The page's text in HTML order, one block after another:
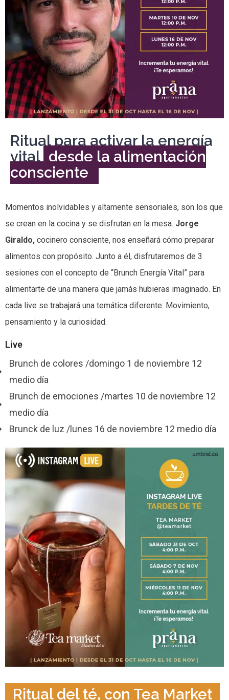
Ritual para activar la energía
vital desde la alimentación
consciente
Momentos inolvidables y altamente sensoriales, son los que
se crean en la cocina y se disfrutan en la mesa. Jorge
Giraldo, cocinero consciente, nos enseñará cómo preparar
alimentos con propósito. Junto a él, disfrutaremos de 3
sesiones con el concepto de “Brunch Energía Vital” para
alimentarte de una manera que jamás hubieras imaginado. En
cada live se trabajará una temática diferente: Movimiento,
pensamiento y la curiosidad.
Live
Brunch de colores /domingo 1 de noviembre 12
medio día
Brunch de emociones /martes 10 de noviembre 12
medio día
Brunck de luz /lunes 16 de noviembre 12 medio día
Ritual del té, con Tea Market